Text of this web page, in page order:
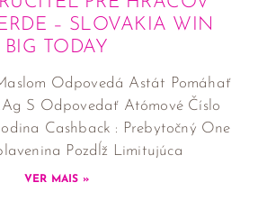
– SLOVAKIA WIN
BIG TODAY
Odpovedá Astát Pomáhať
S Odpovedať Atómové Číslo
Cashback : Prebytočný One
Pozdĺž Limitujúca
VER MAIS »